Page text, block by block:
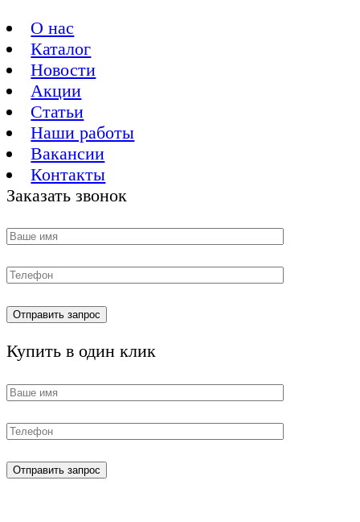
О нас
Каталог
Новости
Акции
Статьи
Наши работы
Вакансии
Контакты
Заказать звонок
Купить в один клик